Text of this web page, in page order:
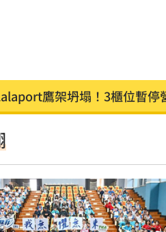
鷹架坍塌！3櫃位暫停
「一路搖擺」！週末各地風雨
董座聲押禁見 林佑任200萬